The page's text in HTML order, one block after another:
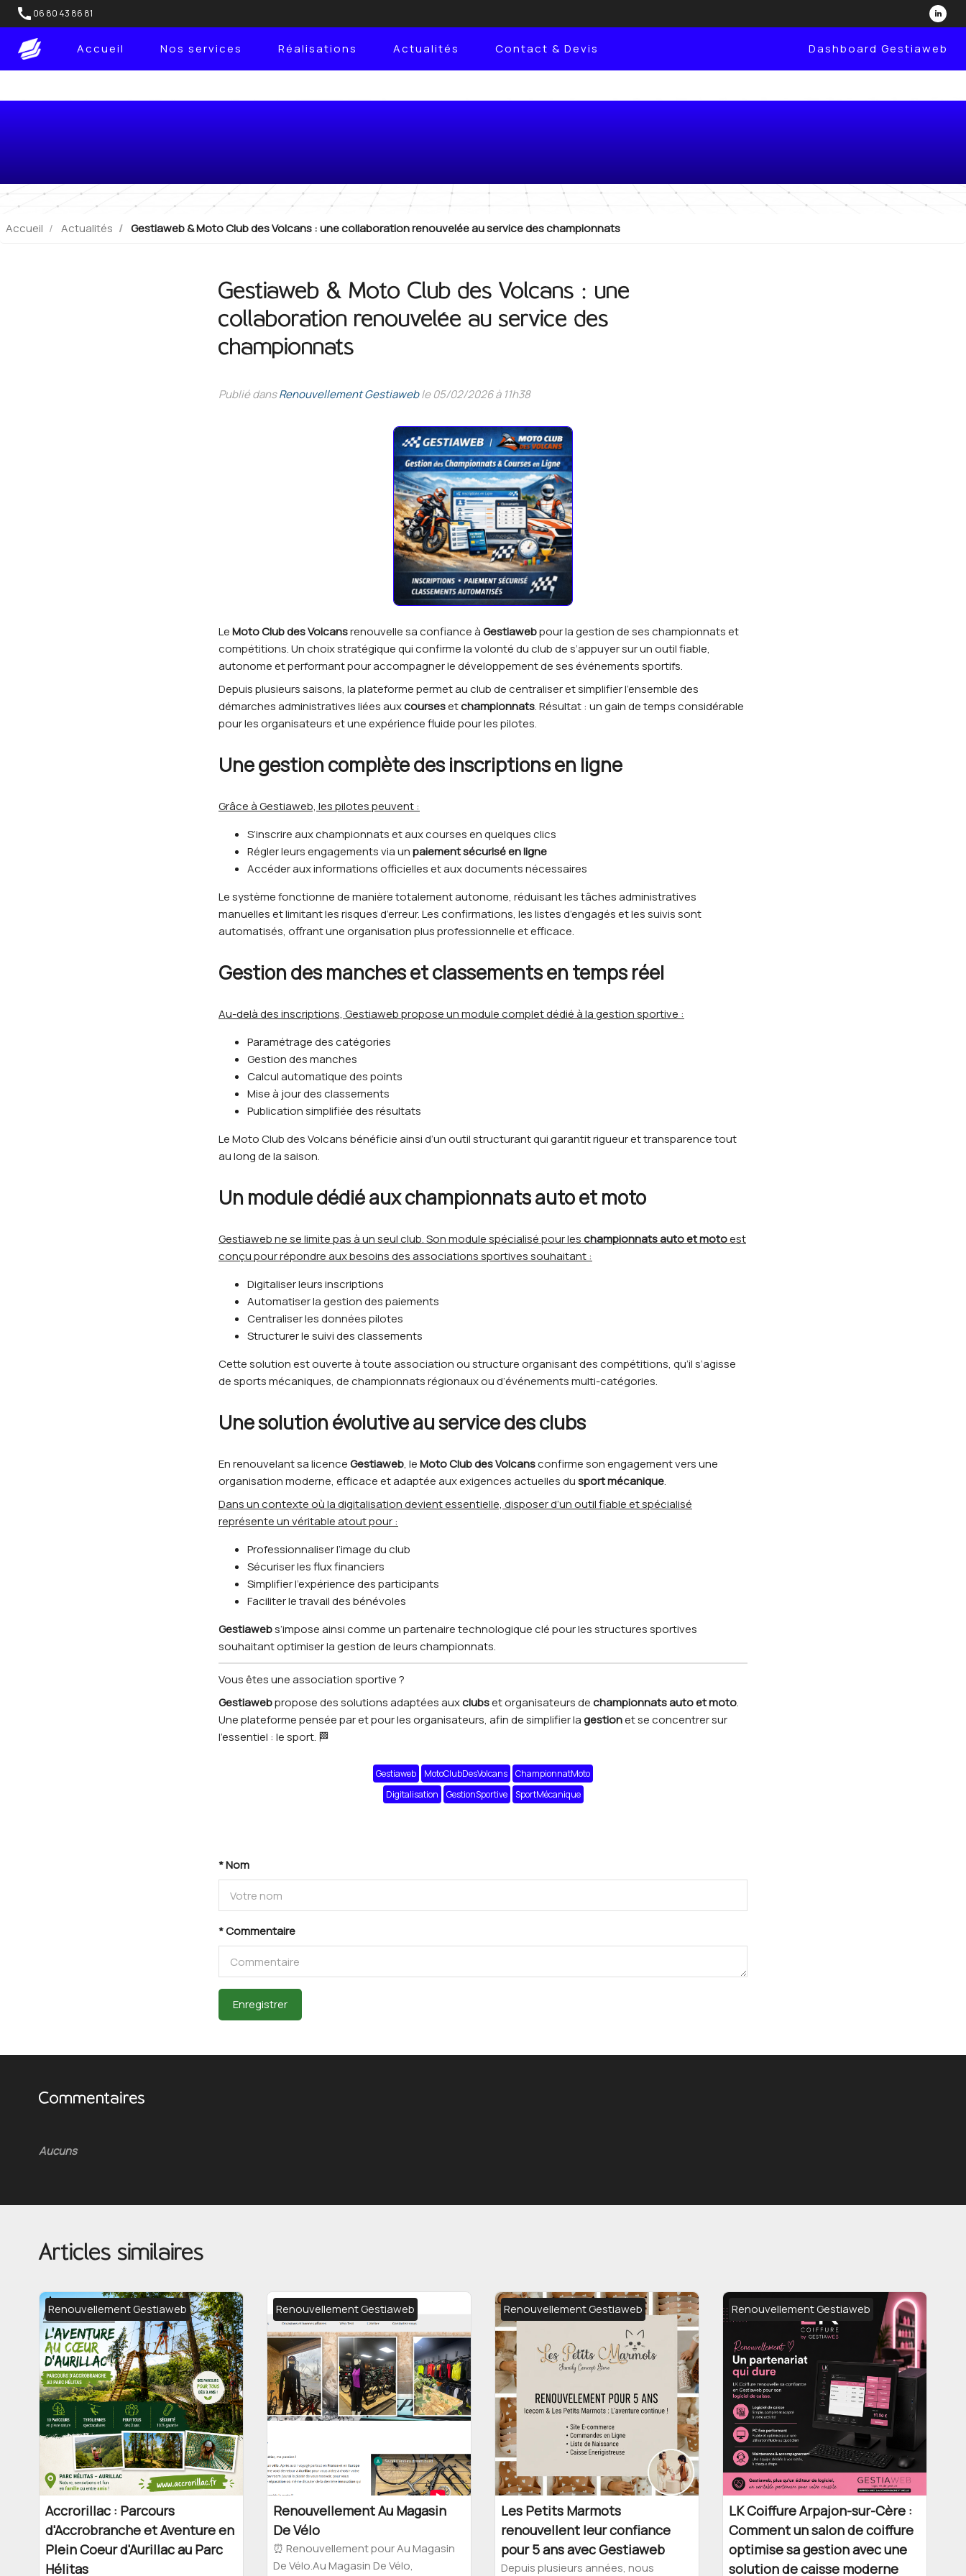
call 06 80 43 86 81
Accueil Nos services Réalisations Actualités Contact & Devis Dashboard Gestiaweb
Gestiaweb & Moto Club des Volcans : une collaboration renouvelée au
service des championnats
Accueil Actualités Gestiaweb & Moto Club des Volcans : une collaboration renouvelée au service des championnats
Gestiaweb & Moto Club des Volcans : une
collaboration renouvelée au service des
championnats
Publié dansRenouvellement Gestiaweble 05/02/2026 à 11h38
LeMoto Club des Volcansrenouvelle sa confiance àGestiawebpour la gestion de ses championnats et
compétitions. Un choix stratégique qui confirme la volonté du club de s’appuyer sur un outil fiable,
autonome et performant pour accompagner le développement de ses événements sportifs.
Depuis plusieurs saisons, la plateforme permet au club de centraliser et simplifier l’ensemble des
démarches administratives liées auxcoursesetchampionnats. Résultat : un gain de temps considérable
pour les organisateurs et une expérience fluide pour les pilotes.
Une gestion complète des inscriptions en ligne
Grâce à Gestiaweb, les pilotes peuvent :
S’inscrire aux championnats et aux courses en quelques clics
Régler leurs engagements via unpaiement sécurisé en ligne
Accéder aux informations officielles et aux documents nécessaires
Le système fonctionne de manière totalement autonome, réduisant les tâches administratives
manuelles et limitant les risques d’erreur. Les confirmations, les listes d’engagés et les suivis sont
automatisés, offrant une organisation plus professionnelle et efficace.
Gestion des manches et classements en temps réel
Au-delà des inscriptions, Gestiaweb propose un module complet dédié à la gestion sportive :
Paramétrage des catégories
Gestion des manches
Calcul automatique des points
Mise à jour des classements
Publication simplifiée des résultats
Le Moto Club des Volcans bénéficie ainsi d’un outil structurant qui garantit rigueur et transparence tout
au long de la saison.
Un module dédié aux championnats auto et moto
Gestiaweb ne se limite pas à un seul club. Son module spécialisé pour leschampionnats auto et motoest
conçu pour répondre aux besoins des associations sportives souhaitant :
Digitaliser leurs inscriptions
Automatiser la gestion des paiements
Centraliser les données pilotes
Structurer le suivi des classements
Cette solution est ouverte à toute association ou structure organisant des compétitions, qu’il s’agisse
de sports mécaniques, de championnats régionaux ou d’événements multi-catégories.
Une solution évolutive au service des clubs
En renouvelant sa licenceGestiaweb, leMoto Club des Volcansconfirme son engagement vers une
organisation moderne, efficace et adaptée aux exigences actuelles dusport mécanique.
Dans un contexte où la digitalisation devient essentielle, disposer d’un outil fiable et spécialisé
représente un véritable atout pour :
Professionnaliser l’image du club
Sécuriser les flux financiers
Simplifier l’expérience des participants
Faciliter le travail des bénévoles
Gestiawebs’impose ainsi comme un partenaire technologique clé pour les structures sportives
souhaitant optimiser la gestion de leurs championnats.
Vous êtes une association sportive ?
Gestiawebpropose des solutions adaptées auxclubset organisateurs dechampionnats auto et moto.
Une plateforme pensée par et pour les organisateurs, afin de simplifier lagestionet se concentrer sur
l’essentiel : le sport. 🏁
Gestiaweb MotoClubDesVolcans
ChampionnatMoto
Digitalisation
GestionSportive SportMécanique
* Nom
* Commentaire
Enregistrer
Commentaires
Aucuns
Articles similaires
Renouvellement Gestiaweb
Accrorillac : Parcours
d'Accrobranche et Aventure en
Plein Coeur d'Aurillac au Parc
Hélitas
Renouvellement Gestiaweb
Renouvellement Au Magasin
De Vélo
⏰ Renouvellement pour Au Magasin
De Vélo.Au Magasin De Vélo,
Renouvellement Gestiaweb
Les Petits Marmots
renouvellent leur confiance
pour 5 ans avec Gestiaweb
Depuis plusieurs années, nous
Renouvellement Gestiaweb
LK Coiffure Arpajon-sur-Cère :
Comment un salon de coiffure
optimise sa gestion avec une
solution de caisse moderne